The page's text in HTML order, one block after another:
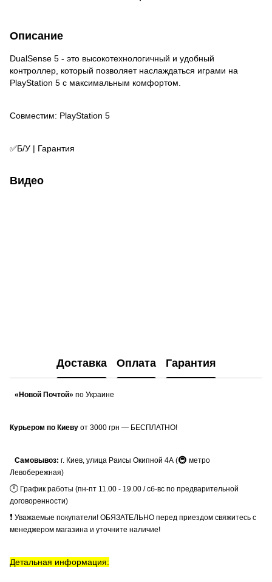
Описание
DualSense 5 - это высокотехнологичный и удобный
контроллер, который позволяет наслаждаться играми на
PlayStation 5 с максимальным комфортом.
Совместим: PlayStation 5
✅Б/У | Гарантия
Видео
Доставка Оплата Гарантия
«Новой Почтой» по Украине
Курьером по Киеву от 3000 грн — БЕСПЛАТНО!
Самовывоз: г. Киев, улица Раисы Окипной 4А (🚇 метро
Левобережная)
🕛 График работы (пн-пт 11.00 - 19.00 / сб-вс по предварительной
договоренности)
❗ Уважаемые покупатели! ОБЯЗАТЕЛЬНО перед приездом свяжитесь с
менеджером магазина и уточните наличие!
Детальная информация: